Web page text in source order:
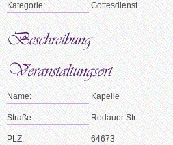
Kategorie: Gottesdienst
Name: Kapelle
Straße: Rodauer Str.
PLZ: 64673